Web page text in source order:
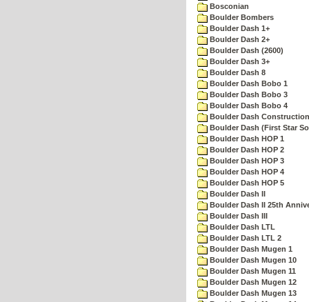
Bosconian
Boulder Bombers
Boulder Dash 1+
Boulder Dash 2+
Boulder Dash (2600)
Boulder Dash 3+
Boulder Dash 8
Boulder Dash Bobo 1
Boulder Dash Bobo 3
Boulder Dash Bobo 4
Boulder Dash
Boulder Dash (First Star
Boulder Dash HOP 1
Boulder Dash HOP 2
Boulder Dash HOP 3
Boulder Dash HOP 4
Boulder Dash HOP 5
Boulder Dash II
Boulder Dash II 25th
Boulder Dash III
Boulder Dash LTL
Boulder Dash LTL 2
Boulder Dash Mugen 1
Boulder Dash Mugen 10
Boulder Dash Mugen 11
Boulder Dash Mugen 12
Boulder Dash Mugen 13